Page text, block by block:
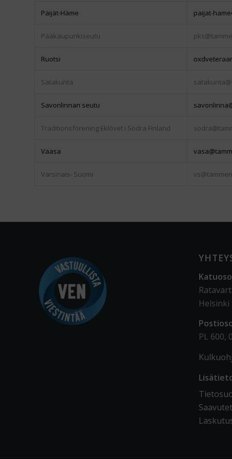
Päijät-Häme paijat-
Pääkaupunkiseutu
Ruotsi
Satakunta
Savonlinnan seutu
Traditionsförening Eklövet i Södra Finland
Vaasa
Varsinais- Suomi
Helsinki
PL 600,